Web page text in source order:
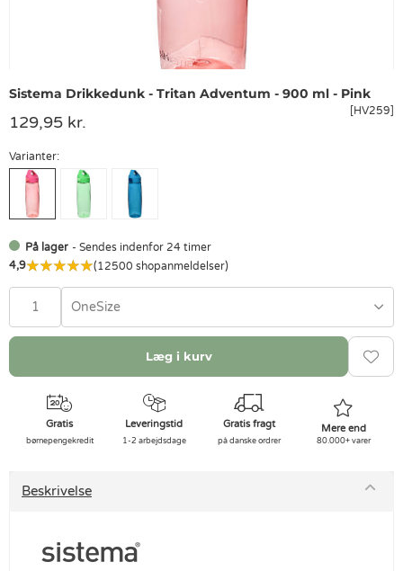
Sistema Drikkedunk - Tritan Adventum - 900 ml - Pink
[HV259]
129,95 kr.
Varianter:
På lager - Sendes indenfor 24 timer
4,9
(12500 shopanmeldelser)
OneSize
Læg i kurv
Gratis
børnepengekredit
Leveringstid
1-2 arbejdsdage
Gratis fragt
på danske ordrer
Mere end
80.000+ varer
Beskrivelse